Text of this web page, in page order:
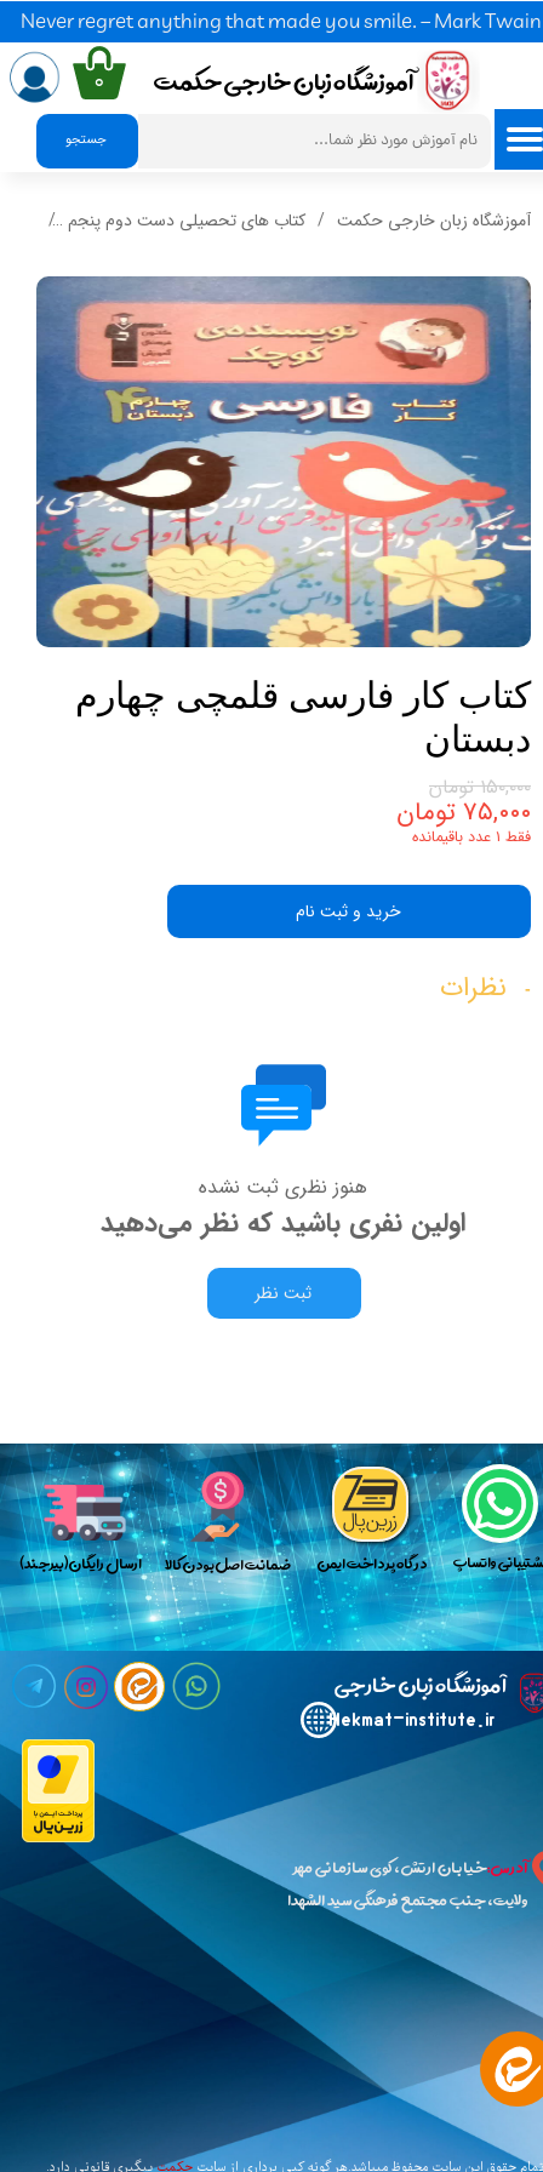
Never regret anything that made you smile. – Mark Twain
پنل
ورود آموزشگاه زبان خارجی حکمت​​​​​​​ ۰
جستجو
آموزشگاه زبان خارجی حکمت کتاب های تحصیلی دست دوم پنجم
کتاب کار فارسی قلمچی چهارم
دبستان
۱۵۰,۰۰۰ تومان
۷۵,۰۰۰ تومان
فقط ۱ عدد باقیمانده
خرید و ثبت نام
نظرات
هنوز نظری ثبت نشده
اولین نفری باشید که نظر می‌دهید
ثبت نظر
​ارسال رایگان(بیرجند) ​​​ضمانت اصل بودن کالا ​در گاه پرداخت ایمن واتساپ
​آموزشگاه زبان خارجی حکمت
تمام حقوق این سایت محفوظ میباشد.هر گونه کپی برداری از سایت حکمت​​​​​​پیگیری قانونی دارد.
Hekmat-institute.ir​​​​​​​
آدرس:خیابان ارتش،کوی سازمانی مهر
ولایت،جنب مجتمع فرهنگی سید الشهدا